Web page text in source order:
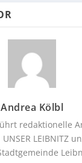
Andrea Kölbl
redaktionelle
LEIBNITZ